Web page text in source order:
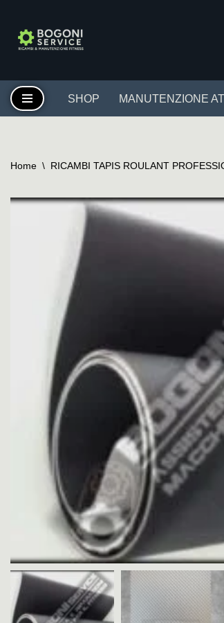
Vai
SHOP
MANUTENZIONE
Home \ RICAMBI TAPIS ROULANT